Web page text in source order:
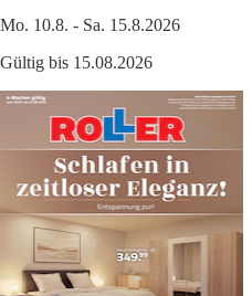
Mo. 10.8. - Sa. 15.8.2026
Gültig bis 15.08.2026